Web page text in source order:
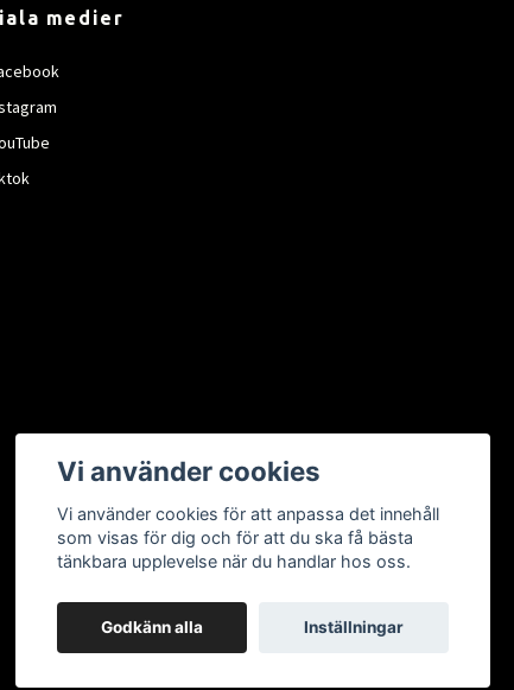
medier
Vi använder cookies
Vi använder cookies för att anpassa det innehåll
som visas för dig och för att du ska få bästa
tänkbara upplevelse när du handlar hos oss.
Godkänn alla Inställningar